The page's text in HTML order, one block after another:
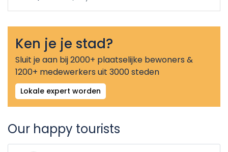
Ken je je stad?
Sluit je aan bij 2000+ plaatselijke bewoners &
1200+ medewerkers uit 3000 steden
Lokale expert worden
Our happy tourists